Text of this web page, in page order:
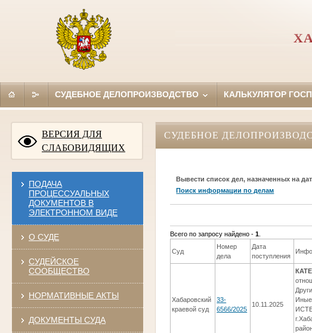
СУДЕБНОЕ ДЕЛОПРОИЗВОДСТВО КАЛЬКУЛЯТОР
ВЕРСИЯ ДЛЯ
СЛАБОВИДЯЩИХ
ПОДАЧА
ПРОЦЕССУАЛЬНЫХ
ДОКУМЕНТОВ В
ЭЛЕКТРОННОМ ВИДЕ
О СУДЕ
СУДЕЙСКОЕ
СООБЩЕСТВО
НОРМАТИВНЫЕ АКТЫ
ДОКУМЕНТЫ СУДА
СУДЕБНОЕ
Вывести список дел, назначенных на
Поиск информации по делам
Всего по запросу найдено -1
Суд
Номер
дела
Дата
поступления
Хабаровский
краевой суд
33-
6566/2025
10.11.2025